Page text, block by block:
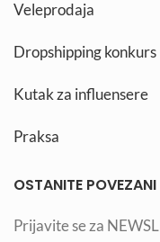
Veleprodaja
Dropshipping konkurs
Kutak za influensere
Praksa
OSTANITE POVEZANI
Prijavite se za